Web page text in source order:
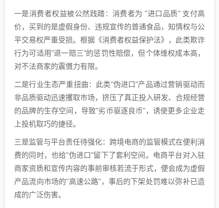
一是消费者权益被公然践踏：消费者为 "进口品质" 支付高
价，买到的是虚假身份、违规宣传的普通食品，知情权与公
平交易权严重受损。根据《消费者权益保护法》，此类欺诈
行为可适用"退一赔三"的惩罚性赔偿，但个体维权成本高，
对不法商家的震慑力有限。
二是行业生态严重扭曲：此类"伪进口"产品通过营销驱动而
非品质驱动迅速攫取市场，挤压了真正投入研发、合规经营
的品牌的生存空间，导致"劣币驱逐良币"，诱使更多企业走
上投机取巧的捷径。
三是监管与平台责任待强化：跨境电商的监管模式在便利消
费的同时，也给"伪进口"留下了套利空间。电商平台对入驻
商家资质和宣传内容的事前审核若流于形式，便会成为虚假
产品流向市场的"高速公路"，事后的下架处罚难以弥补已造
成的广泛伤害。